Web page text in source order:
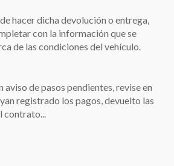
hacer dicha devolución o entrega,
con la información que se
de las condiciones del vehículo.
aviso de pasos pendientes, revise en
registrado los pagos, devuelto las
contrato...